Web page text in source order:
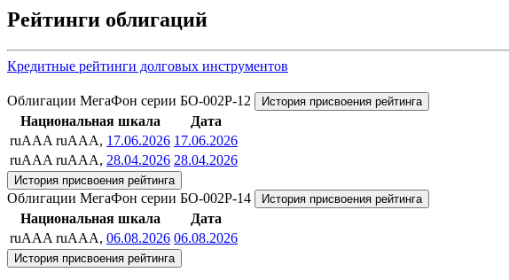
Рейтинги облигаций
Кредитные рейтинги долговых инструментов
Облигации МегаФон серии БО-002Р-12 История присвоения рейтинга
Национальная шкала
Дата
ruAAA ruAAA, 17.06.2026 17.06.2026
ruAAA ruAAA, 28.04.2026 28.04.2026
История присвоения рейтинга
Облигации МегаФон серии БО-002P-14 История присвоения рейтинга
Национальная шкала
Дата
ruAAA ruAAA, 06.08.2026 06.08.2026
История присвоения рейтинга